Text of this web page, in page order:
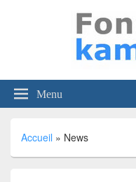
kamsiham
Menu
Accueil » News